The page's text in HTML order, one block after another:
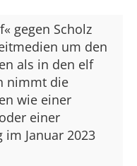
gegen Scholz
um den
als in den elf
nimmt die
wie einer
einer
Januar 2023